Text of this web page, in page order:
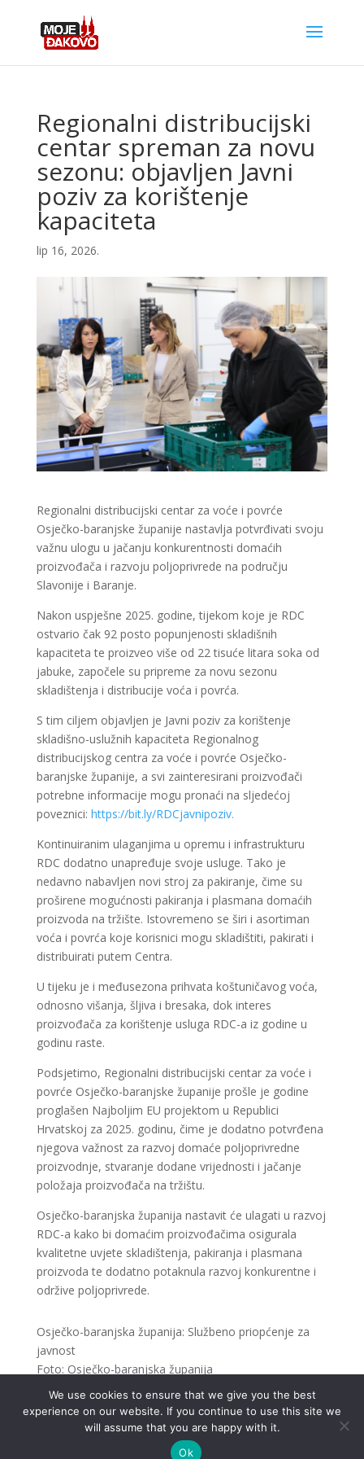
Regionalni distribucijski
centar spreman za novu
sezonu: objavljen Javni
poziv za korištenje
kapaciteta
lip 16, 2026.
Regionalni distribucijski centar za voće i povrće
Osječko-baranjske županije nastavlja potvrđivati svoju
važnu ulogu u jačanju konkurentnosti domaćih
proizvođača i razvoju poljoprivrede na području
Slavonije i Baranje.
Nakon uspješne 2025. godine, tijekom koje je RDC
ostvario čak 92 posto popunjenosti skladišnih
kapaciteta te proizveo više od 22 tisuće litara soka od
jabuke, započele su pripreme za novu sezonu
skladištenja i distribucije voća i povrća.
S tim ciljem objavljen je Javni poziv za korištenje
skladišno-uslužnih kapaciteta Regionalnog
distribucijskog centra za voće i povrće Osječko-
baranjske županije, a svi zainteresirani proizvođači
potrebne informacije mogu pronaći na sljedećoj
poveznici: https://bit.ly/RDCjavnipoziv.
Kontinuiranim ulaganjima u opremu i infrastrukturu
RDC dodatno unapređuje svoje usluge. Tako je
nedavno nabavljen novi stroj za pakiranje, čime su
proširene mogućnosti pakiranja i plasmana domaćih
proizvoda na tržište. Istovremeno se širi i asortiman
voća i povrća koje korisnici mogu skladištiti, pakirati i
distribuirati putem Centra.
U tijeku je i međusezona prihvata koštuničavog voća,
odnosno višanja, šljiva i bresaka, dok interes
proizvođača za korištenje usluga RDC-a iz godine u
godinu raste.
Podsjetimo, Regionalni distribucijski centar za voće i
povrće Osječko-baranjske županije prošle je godine
proglašen Najboljim EU projektom u Republici
Hrvatskoj za 2025. godinu, čime je dodatno potvrđena
njegova važnost za razvoj domaće poljoprivredne
proizvodnje, stvaranje dodane vrijednosti i jačanje
položaja proizvođača na tržištu.
Osječko-baranjska županija nastavit će ulagati u razvoj
RDC-a kako bi domaćim proizvođačima osigurala
kvalitetne uvjete skladištenja, pakiranja i plasmana
proizvoda te dodatno potaknula razvoj konkurentne i
održive poljoprivrede.
Osječko-baranjska županija: Službeno priopćenje za
javnost
Foto: Osječko-baranjska županija
.
We use cookies to ensure that we give you the best
experience on our website. If you continue to use this site we
will assume that you are happy with it.
Ok